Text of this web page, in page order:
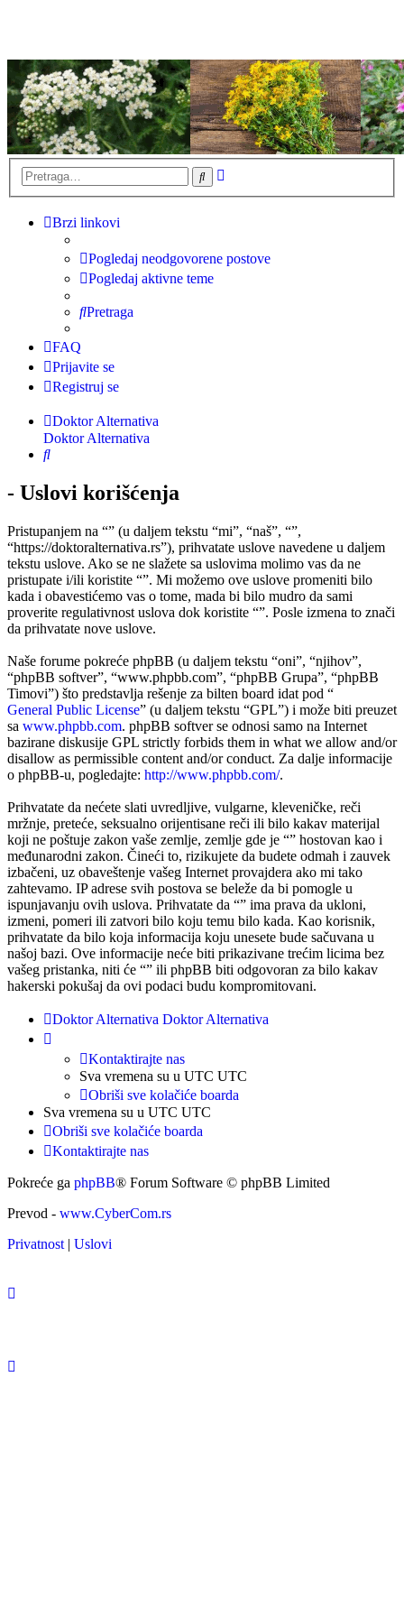
Pretraga
Brzi linkovi
Pogledaj neodgovorene postove
Pogledaj aktivne teme
Pretraga
FAQ
Prijavite se
Registruj se
Doktor Alternativa
Doktor Alternativa
Pretraga
- Uslovi korišćenja
Pristupanjem na “” (u daljem tekstu “mi”, “naš”, “”,
“https://doktoralternativa.rs”), prihvatate uslove navedene u daljem
tekstu uslove. Ako se ne slažete sa uslovima molimo vas da ne
pristupate i/ili koristite “”. Mi možemo ove uslove promeniti bilo
kada i obavestićemo vas o tome, mada bi bilo mudro da sami
proverite regulativnost uslova dok koristite “”. Posle izmena to znači
da prihvatate nove uslove.
Naše forume pokreće phpBB (u daljem tekstu “oni”, “njihov”,
“phpBB softver”, “www.phpbb.com”, “phpBB Grupa”, “phpBB
Timovi”) što predstavlja rešenje za bilten board idat pod “
General Public License” (u daljem tekstu “GPL”) i može biti preuzet
sa www.phpbb.com. phpBB softver se odnosi samo na Internet
bazirane diskusije GPL strictly forbids them in what we allow and/or
disallow as permissible content and/or conduct. Za dalje informacije
o phpBB-u, pogledajte: http://www.phpbb.com/.
Prihvatate da nećete slati uvredljive, vulgarne, kleveničke, reči
mržnje, preteće, seksualno orijentisane reči ili bilo kakav materijal
koji ne poštuje zakon vaše zemlje, zemlje gde je “” hostovan kao i
međunarodni zakon. Čineći to, rizikujete da budete odmah i zauvek
izbačeni, uz obaveštenje vašeg Internet provajdera ako mi tako
zahtevamo. IP adrese svih postova se beleže da bi pomogle u
ispunjavanju ovih uslova. Prihvatate da “” ima prava da ukloni,
izmeni, pomeri ili zatvori bilo koju temu bilo kada. Kao korisnik,
prihvatate da bilo koja informacija koju unesete bude sačuvana u
našoj bazi. Ove informacije neće biti prikazivane trećim licima bez
vašeg pristanka, niti će “” ili phpBB biti odgovoran za bilo kakav
hakerski pokušaj da ovi podaci budu kompromitovani.
Doktor Alternativa Doktor Alternativa
Kontaktirajte nas
Sva vremena su u UTC UTC
Obriši sve kolačiće boarda
Sva vremena su u UTC UTC
Obriši sve kolačiće boarda
Kontaktirajte nas
Pokreće ga phpBB® Forum Software © phpBB Limited
Prevod - www.CyberCom.rs
Privatnost | Uslovi